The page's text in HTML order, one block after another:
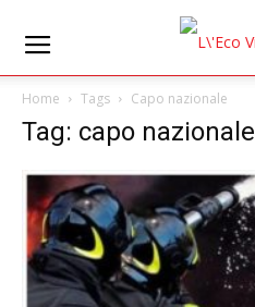
Home Tags Capo nazionale
Tag: capo nazionale